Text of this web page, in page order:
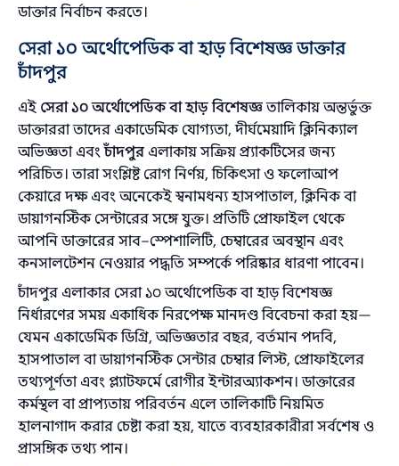
ডাক্তার নির্বাচন করতে।
সেরা ১০ অর্থোপেডিক বা হাড় বিশেষজ্ঞ ডাক্তার
চাঁদপুর
এই সেরা ১০ অর্থোপেডিক বা হাড় বিশেষজ্ঞতালিকায় অন্তর্ভুক্ত
ডাক্তাররা তাদের একাডেমিক যোগ্যতা, দীর্ঘমেয়াদি ক্লিনিক্যাল
অভিজ্ঞতা এবংচাঁদপুর এলাকায় সক্রিয় প্র্যাকটিসের জন্য
পরিচিত। তারা সংশ্লিষ্ট রোগ নির্ণয়, চিকিৎসা ও ফলোআপ
কেয়ারে দক্ষ এবং অনেকেই স্বনামধন্য হাসপাতাল, ক্লিনিক বা
ডায়াগনস্টিক সেন্টারের সঙ্গে যুক্ত। প্রতিটি প্রোফাইল থেকে
আপনি ডাক্তারের সাব–স্পেশালিটি, চেম্বারের অবস্থান এবং
কনসালটেশন নেওয়ার পদ্ধতি সম্পর্কে পরিষ্কার ধারণা পাবেন।
চাঁদপুর এলাকার সেরা ১০ অর্থোপেডিক বা হাড় বিশেষজ্ঞ
নির্ধারণের সময় একাধিক নিরপেক্ষ মানদণ্ড বিবেচনা করা হয়—
যেমন একাডেমিক ডিগ্রি, অভিজ্ঞতার বছর, বর্তমান পদবি,
হাসপাতাল বা ডায়াগনস্টিক সেন্টার চেম্বার লিস্ট, প্রোফাইলের
তথ্যপূর্ণতা এবং প্ল্যাটফর্মে রোগীর ইন্টারঅ্যাকশন। ডাক্তারের
কর্মস্থল বা প্রাপ্যতায় পরিবর্তন এলে তালিকাটি নিয়মিত
হালনাগাদ করার চেষ্টা করা হয়, যাতে ব্যবহারকারীরা সর্বশেষ ও
প্রাসঙ্গিক তথ্য পান।